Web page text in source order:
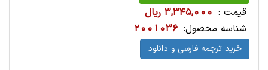
قیمت : 3,345,000 ریال
شناسه محصول: 2001036
خرید ترجمه فارسی و دانلود